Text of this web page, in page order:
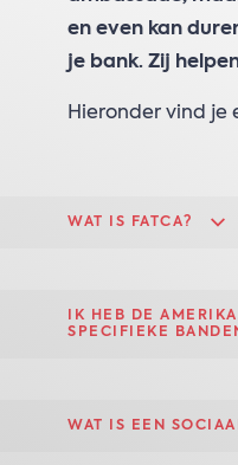
en even kan
je bank. Zij
Hieronder vind je
WAT IS FATCA?
IK HEB DE
SPECIFIEKE
WAT IS EEN